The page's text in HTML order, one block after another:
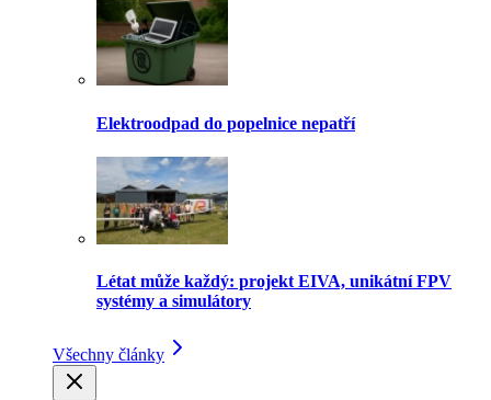
Elektroodpad do popelnice nepatří
Létat může každý: projekt EIVA, unikátní FPV
systémy a simulátory
Všechny články